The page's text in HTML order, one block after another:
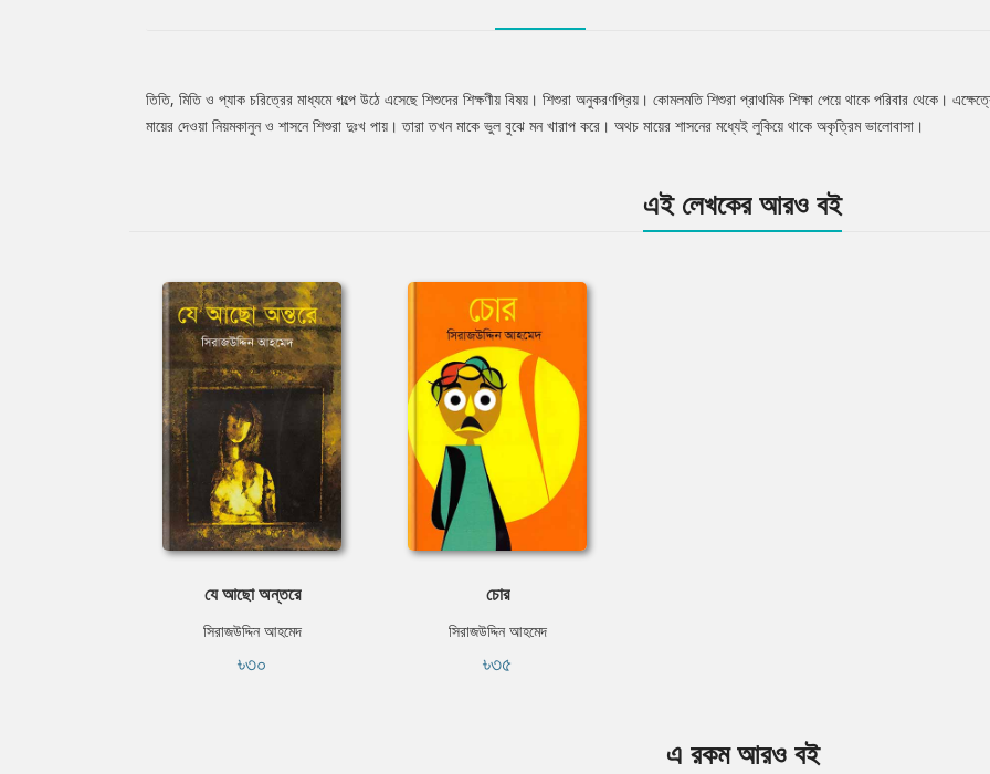
Tab
তিতি, মিতি ও প্যাক চরিত্রের মাধ্যমে গল্পে উঠে এসেছে শিশুদের শিক্ষণীয় বিষয়। শিশুরা অনুকরণপ্রিয়। কোমলমতি শিশুরা প্রাথমিক শিক্ষা পেয়ে থাকে পরিবার থেকে।
মায়ের দেওয়া নিয়মকানুন ও শাসনে শিশুরা দুঃখ পায়। তারা তখন মাকে ভুল বুঝে মন খারাপ করে। অথচ মায়ের শাসনের মধ্যেই লুকিয়ে থাকে অকৃত্রিম ভালোবাসা।
এই লেখকের আরও বই
যে আছো অন্তরে
সিরাজউদ্দিন আহমেদ
৳৩০
চোর
সিরাজউদ্দিন আহমেদ
৳৩৫
এ রকম আরও বই